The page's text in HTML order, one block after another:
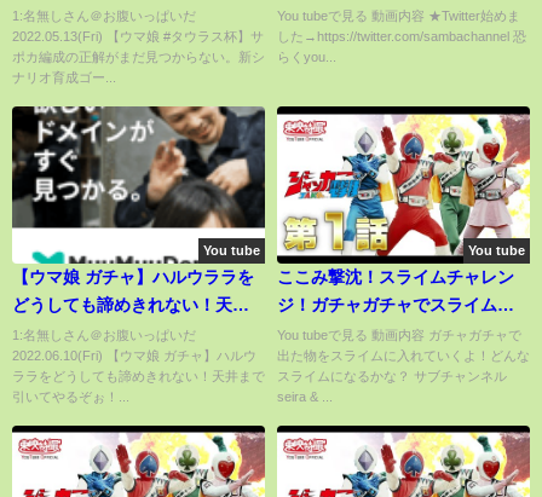
新シナリオ育成ゴールドシップ/
追い込み【くろいけもみ
み/Vtuber 】
1:名無しさん＠お腹いっぱいだ
2022.05.13(Fri) 【ウマ娘 #タウラス杯】サ
ポカ編成の正解がまだ見つからない。新シ
ナリオ育成ゴー...
night
You tubeで見る 動画内容 ★Twitter始めま
した→https://twitter.com/sambachannel 恐
らくyou...
You tube
【ウマ娘 ガチャ】ハルウララを
どうしても諦めきれない！天井
まで引いてやるぞぉ！！！！！
【ウマ娘プリティーダービー】
1:名無しさん＠お腹いっぱいだ
2022.06.10(Fri) 【ウマ娘 ガチャ】ハルウ
ララをどうしても諦めきれない！天井まで
引いてやるぞぉ！...
You tube
ここみ撃沈！スライムチャレン
ジ！ガチャガチャでスライム作
り！Slime★にゃーにゃちゃんね
るnya-nya channel
You tubeで見る 動画内容 ガチャガチャで
出た物をスライムに入れていくよ！どんな
スライムになるかな？ サブチャンネル
seira & ...